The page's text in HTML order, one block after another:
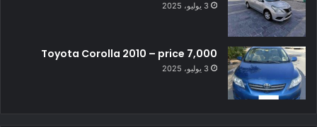
3 يوليو، 2025
Toyota Corolla 2010 – price 7,000
3 يوليو، 2025